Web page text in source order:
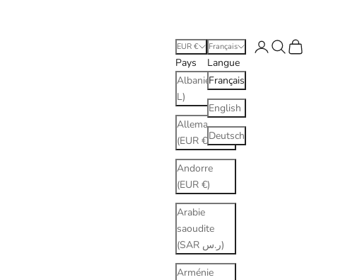
EUR €
Pays
Albanie (ALL
L)
Allemagne
(EUR €)
Andorre
(EUR €)
Arabie
saoudite
(SAR ر.س)
Arménie
Français
Langue
Français
English
Deutsch
Connexion
Recherche
Panier